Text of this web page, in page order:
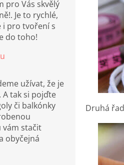
pro Vás skvělý
Je to rychlé,
i pro tvoření s
do toho!
užívat, že je
A tak si pojďte
či balkónky
vám stačit
obyčejná
Druhá